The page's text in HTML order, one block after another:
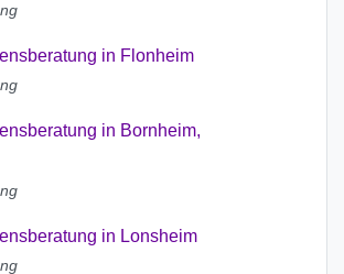
in Flonheim
in Bornheim,
in Lonsheim